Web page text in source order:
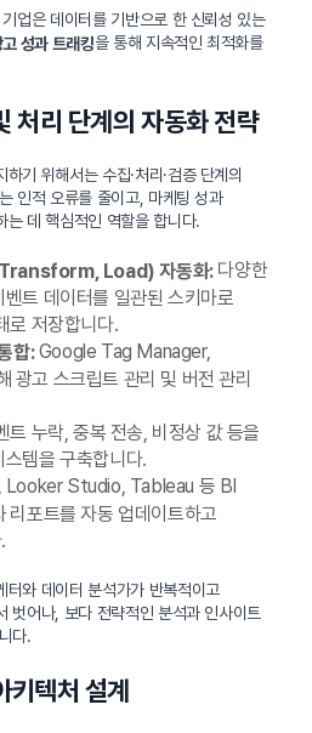
업은 데이터를 기반으로 한 신뢰성 있는
성과 트래킹을 통해 지속적인 최적화를
처리 단계의 자동화 전략
기 위해서는 수집·처리·검증 단계의
인적 오류를 줄이고, 마케팅 성과
는 데 핵심적인 역할을 합니다.
Load) 자동화:다양한
트 데이터를 일관된 스키마로
로 저장합니다.
합:Google Tag Manager,
고 스크립트 관리 및 버전 관리
트 누락, 중복 전송, 비정상 값 등을
템을 구축합니다.
Studio, Tableau 등 BI
리포트를 자동 업데이트하고
터와 데이터 분석가가 반복적이고
벗어나, 보다 전략적인 분석과 인사이트
다.
텍처 설계